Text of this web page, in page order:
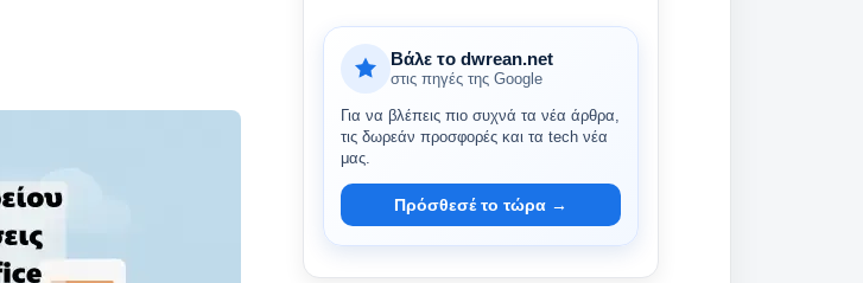
Βάλε το dwrean.net
στις πηγές της Google
Για να βλέπεις πιο συχνά τα νέα άρθρα,
τις δωρεάν προσφορές και τα tech νέα
μας.
Πρόσθεσέ το τώρα →